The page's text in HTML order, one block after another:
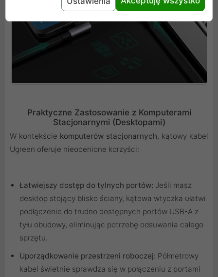
Praktyczne Zastosowanie z Komputerami
Stacjonarnymi (Desktopami)
W kontekście komputerów stacjonarnych, kątowy kabel
Ugreen oferuje nieocenione korzyści:
Łatwiejszy dostęp do tylnych portów: Jeśli masz
desktop stojący blisko ściany, kątowa wtyczka ułatwi
podłączenie do trudno dostępnych portów USB-A z
tyłu obudowy, eliminując potrzebę odsuwania całego
sprzętu.
Uporządkowanie przestrzeni roboczej: Półmetrowy
kabel świetnie sprawdza się w połączeniu z portami